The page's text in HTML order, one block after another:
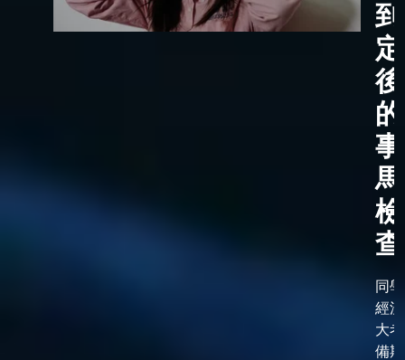
的
檢
同
經
大
備